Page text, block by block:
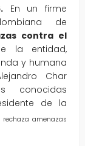
En un firme
de
contra el
la entidad,
y humana
Char
conocidas
de la
rechaza amenazas